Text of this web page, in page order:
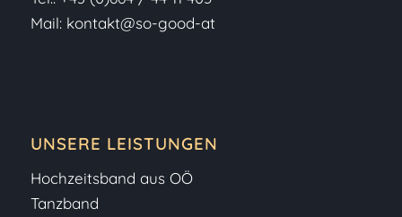
Mail: kontakt@so-good-at
UNSERE LEISTUNGEN
Hochzeitsband aus OÖ
Tanzband